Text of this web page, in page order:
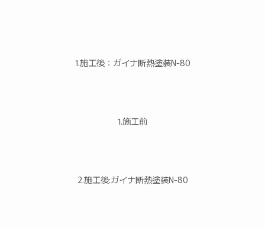
1.施工後：ガイナ断熱塗装N-80
1.施工前
2.施工後:ガイナ断熱塗装N-80